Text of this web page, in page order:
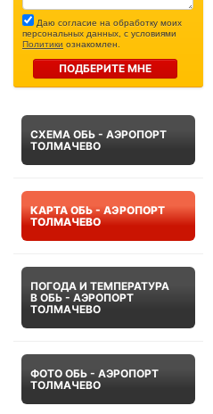
Даю согласие на обработку моих
персональных данных, с условиями
Политики ознакомлен.
ПОДБЕРИТЕ МНЕ
СХЕМА ОБЬ - АЭРОПОРТ
ТОЛМАЧЕВО
КАРТА ОБЬ - АЭРОПОРТ
ТОЛМАЧЕВО
ПОГОДА И ТЕМПЕРАТУРА
В ОБЬ - АЭРОПОРТ
ТОЛМАЧЕВО
ФОТО ОБЬ - АЭРОПОРТ
ТОЛМАЧЕВО